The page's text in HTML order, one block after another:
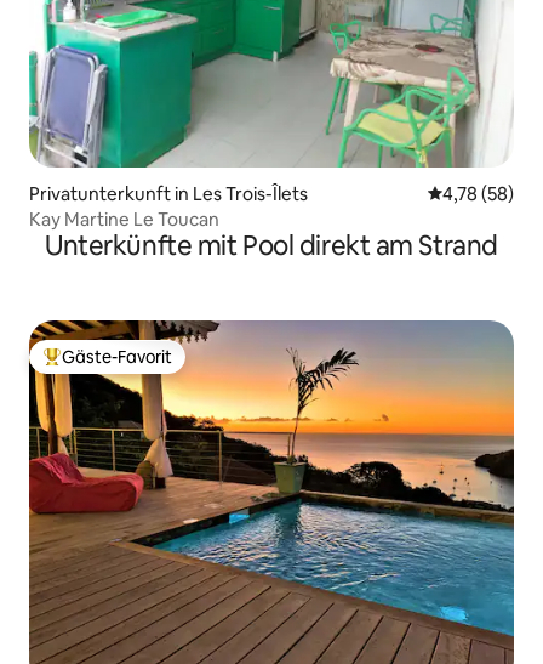
Privatunterkunft in Les Trois-Îlets
4,78 (58)
Kay Martine Le Toucan
Unterkünfte mit Pool direkt am Strand
Beliebter Gäste-Favorit.
Gäste-Favorit